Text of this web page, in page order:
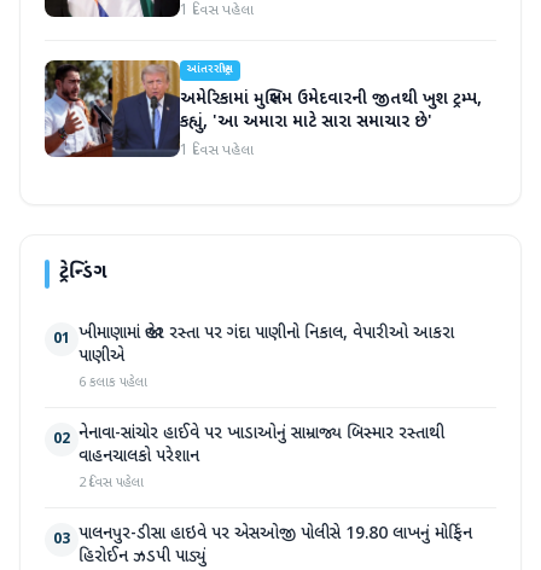
1 દિવસ પહેલા
આંતરરાષ્ટ્રીય
અમેરિકામાં મુસ્લિમ ઉમેદવારની જીતથી ખુશ ટ્રમ્પ,
કહ્યું, 'આ અમારા માટે સારા સમાચાર છે'
1 દિવસ પહેલા
ટ્રેન્ડિંગ
01 ખીમાણામાં જાહેર રસ્તા પર ગંદા પાણીનો નિકાલ, વેપારીઓ આકરા
પાણીએ
6 કલાક પહેલા
02 નેનાવા-સાંચોર હાઈવે પર ખાડાઓનું સામ્રાજ્ય બિસ્માર રસ્તાથી
વાહનચાલકો પરેશાન
2 દિવસ પહેલા
03 પાલનપુર-ડીસા હાઇવે પર એસઓજી પોલીસે 19.80 લાખનું મોર્ફિન
હિરોઈન ઝડપી પાડ્યું